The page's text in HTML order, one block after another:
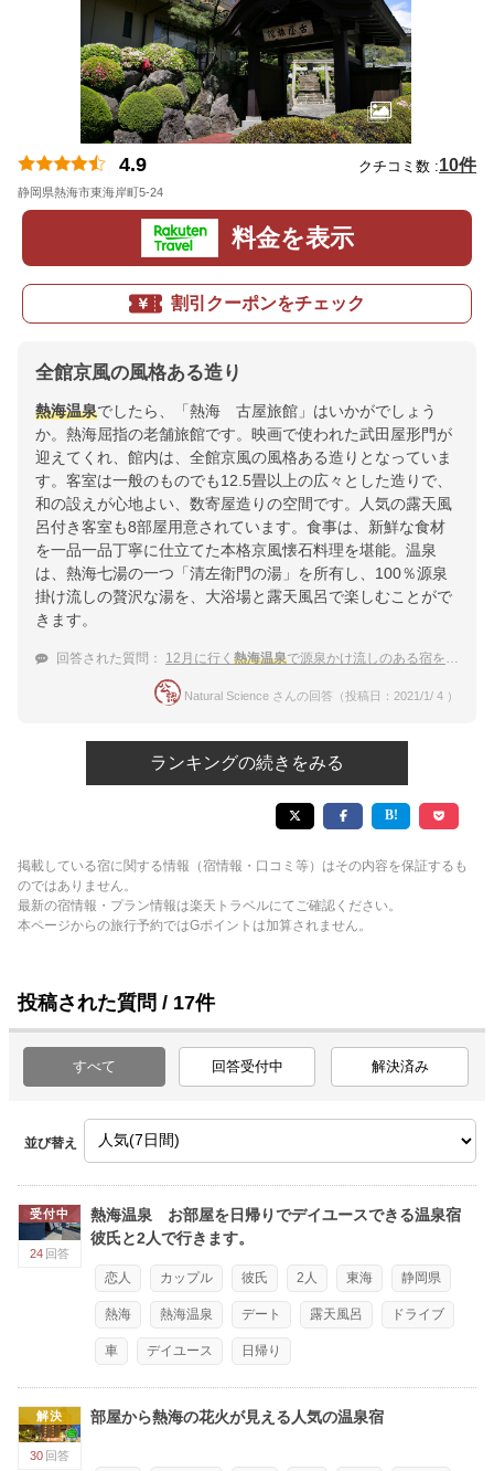
4.9 クチコミ数 :10件
静岡県熱海市東海岸町5-24
料金を表示
割引クーポンをチェック
全館京風の風格ある造り
熱海温泉でしたら、「熱海 古屋旅館」はいかがでしょう
か。熱海屈指の老舗旅館です。映画で使われた武田屋形門が
迎えてくれ、館内は、全館京風の風格ある造りとなっていま
す。客室は一般のものでも12.5畳以上の広々とした造りで、
和の設えが心地よい、数寄屋造りの空間です。人気の露天風
呂付き客室も8部屋用意されています。食事は、新鮮な食材
を一品一品丁寧に仕立てた本格京風懐石料理を堪能。温泉
は、熱海七湯の一つ「清左衛門の湯」を所有し、100％源泉
掛け流しの贅沢な湯を、大浴場と露天風呂で楽しむことがで
きます。
回答された質問： 12月に行く 熱海温泉で源泉かけ流しのある宿を教えて
Natural Science さんの回答（投稿日：2021/1/ 4 ）
ランキングの続きをみる
掲載している宿に関する情報（宿情報・口コミ等）はその内容を保証するも
のではありません。
最新の宿情報・プラン情報は楽天トラベルにてご確認ください。
本ページからの旅行予約ではGポイントは加算されません。
投稿された質問 / 17件
すべて 回答受付中 解決済み
並び替え
受付中
24 回答
熱海温泉 お部屋を日帰りでデイユースできる温泉宿
彼氏と2人で行きます。
恋人 カップル 彼氏 2人 東海 静岡県
熱海 熱海温泉 デート 露天風呂 ドライブ
車 デイユース 日帰り
解決
30 回答
部屋から熱海の花火が見える人気の温泉宿